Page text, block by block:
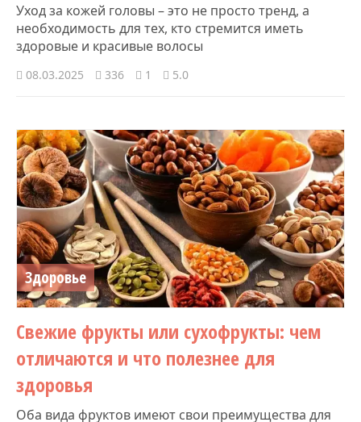
Уход за кожей головы – это не просто тренд, а
необходимость для тех, кто стремится иметь
здоровые и красивые волосы
08.03.2025 336 1 5.0
Здоровье
Свежие фрукты или сухофрукты: чем
отличаются и что полезнее для
здоровья
Оба вида фруктов имеют свои преимущества для